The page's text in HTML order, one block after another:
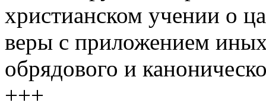
христианском учении о
веры с приложением
обрядового и
+++